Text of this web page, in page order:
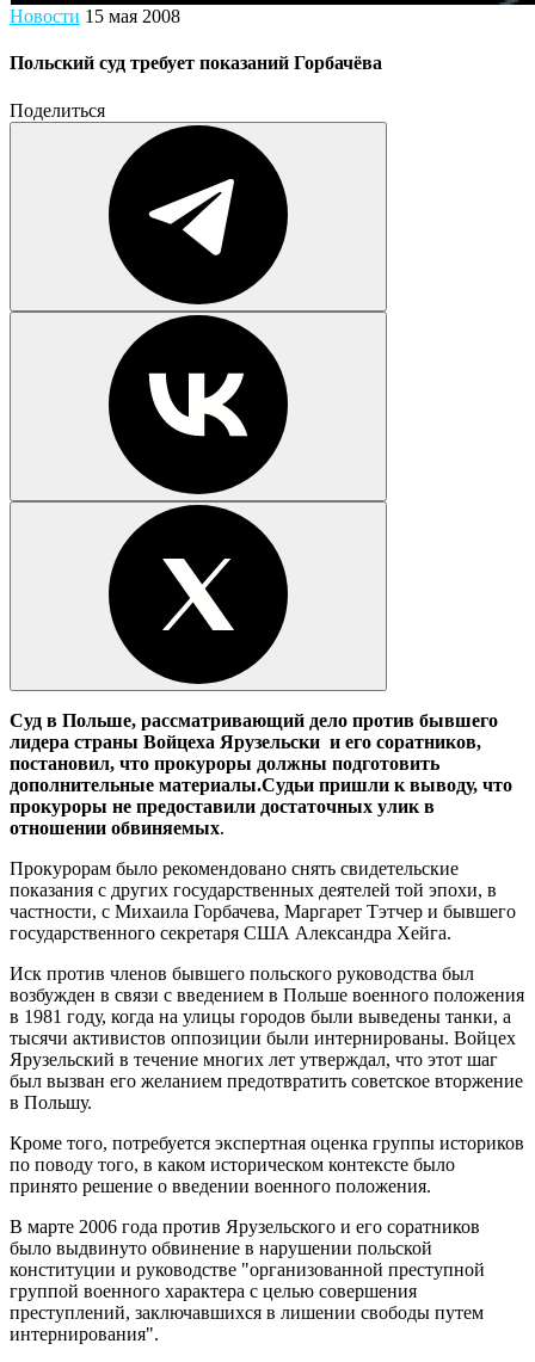
Новости 15 мая 2008
Польский суд требует показаний Горбачёва
Поделиться
Суд в Польше, рассматривающий дело против бывшего
лидера страны Войцеха Ярузельски и его соратников,
постановил, что прокуроры должны подготовить
дополнительные материалы.Судьи пришли к выводу, что
прокуроры не предоставили достаточных улик в
отношении обвиняемых.
Прокурорам было рекомендовано снять свидетельские
показания с других государственных деятелей той эпохи, в
частности, с Михаила Горбачева, Маргарет Тэтчер и бывшего
государственного секретаря США Александра Хейга.
Иск против членов бывшего польского руководства был
возбужден в связи с введением в Польше военного положения
в 1981 году, когда на улицы городов были выведены танки, а
тысячи активистов оппозиции были интернированы. Войцех
Ярузельский в течение многих лет утверждал, что этот шаг
был вызван его желанием предотвратить советское вторжение
в Польшу.
Кроме того, потребуется экспертная оценка группы историков
по поводу того, в каком историческом контексте было
принято решение о введении военного положения.
В марте 2006 года против Ярузельского и его соратников
было выдвинуто обвинение в нарушении польской
конституции и руководстве "организованной преступной
группой военного характера с целью совершения
преступлений, заключавшихся в лишении свободы путем
интернирования".